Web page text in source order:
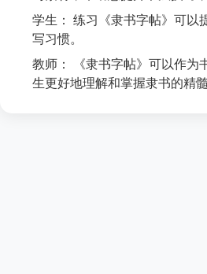
学生： 练习《隶书字帖》可以
写习惯。
教师： 《隶书字帖》可以作为
生更好地理解和掌握隶书的精髓